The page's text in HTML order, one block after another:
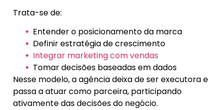
Trata-se de:
Entender o posicionamento da marca
Definir estratégia de crescimento
Integrar marketing com vendas
Tomar decisões baseadas em dados
Nesse modelo, a agência deixa de ser executora e
passa a atuar como parceira, participando
ativamente das decisões do negócio.